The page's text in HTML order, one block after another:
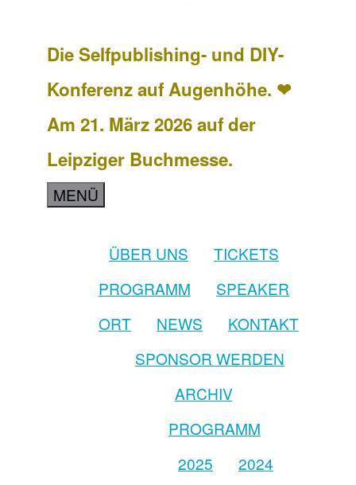
Die Selfpublishing- und DIY-
Konferenz auf Augenhöhe. ❤
Am 21. März 2026 auf der
Leipziger Buchmesse.
MENÜ
ÜBER UNS
TICKETS
PROGRAMM
SPEAKER
ORT
NEWS
KONTAKT
SPONSOR WERDEN
ARCHIV
PROGRAMM
2025
2024